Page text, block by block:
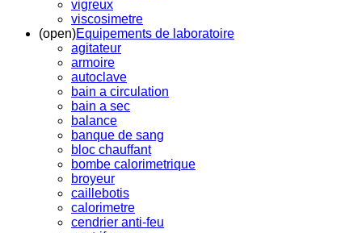
vigreux
viscosimetre
(open)Equipements de laboratoire
agitateur
armoire
autoclave
bain a circulation
bain a sec
balance
banque de sang
bloc chauffant
bombe calorimetrique
broyeur
caillebotis
calorimetre
cendrier anti-feu